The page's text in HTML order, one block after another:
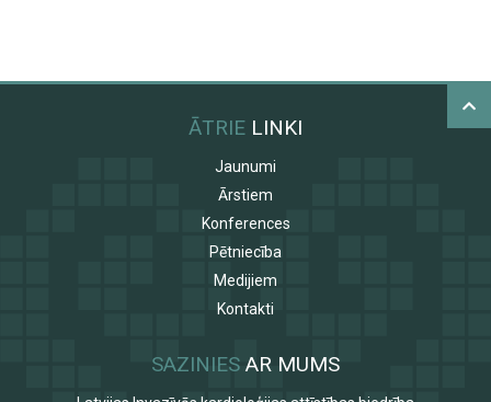
ĀTRIE LINKI
Jaunumi
Ārstiem
Konferences
Pētniecība
Medijiem
Kontakti
SAZINIES AR MUMS